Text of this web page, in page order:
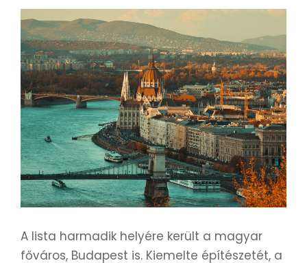
A lista harmadik helyére került a magyar
főváros, Budapest is. Kiemelte építészetét, a